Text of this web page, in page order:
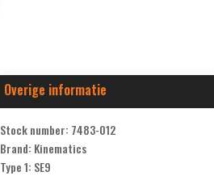
Overige informatie
Stock number: 7483-012
Brand: Kinematics
Type 1: SE9